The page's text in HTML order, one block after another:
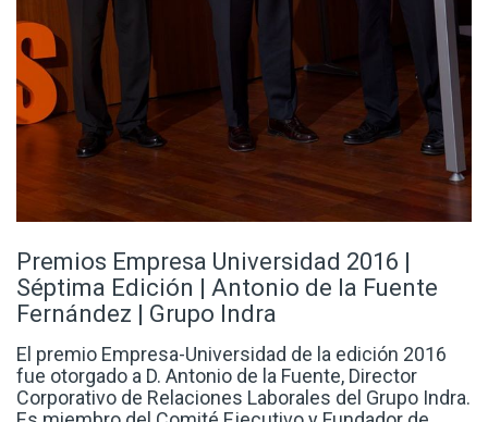
Premios Empresa Universidad 2016 |
Séptima Edición | Antonio de la Fuente
El premio Empresa-Universidad de la edición 2016
fue otorgado a D. Antonio de la Fuente, Director
Corporativo de Relaciones Laborales del Grupo Indra.
Es miembro del Comité Ejecutivo y Fundador de
ADiReLab y AIAL. Abogado vocacional y con
experiencia en dirección de recursos humanos, se
ha [...]